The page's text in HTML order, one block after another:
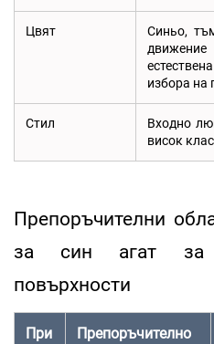
Цвят
Синьо,
избора на
Стил
Входно
висок клас
Препоръчителни
за син агат за
повърхности
При
Препоръчително